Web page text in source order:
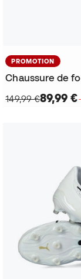
PROMOTION
Chaussure de
149,99 €89,99 €